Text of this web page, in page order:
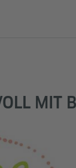
MIT